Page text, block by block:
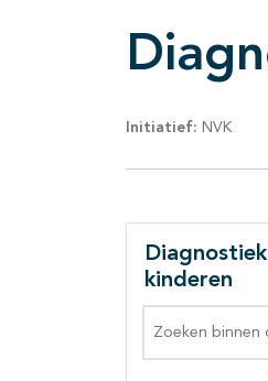
Initiatief: NVK
kinderen